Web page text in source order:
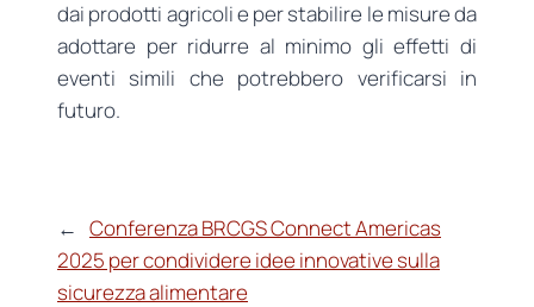
dai prodotti agricoli e per stabilire le misure da
adottare per ridurre al minimo gli effetti di
eventi simili che potrebbero verificarsi in
futuro.
← Conferenza BRCGS Connect Americas
2025 per condividere idee innovative sulla
sicurezza alimentare